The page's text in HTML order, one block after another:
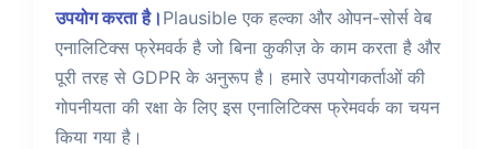
उपयोग करता है। Plausible एक हल्का और ओपन-सोर्स वेब
एनालिटिक्स फ्रेमवर्क है जो बिना कुकीज़ के काम करता है और
पूरी तरह से GDPR के अनुरूप है। हमारे उपयोगकर्ताओं की
गोपनीयता की रक्षा के लिए इस एनालिटिक्स फ्रेमवर्क का चयन
किया गया है।